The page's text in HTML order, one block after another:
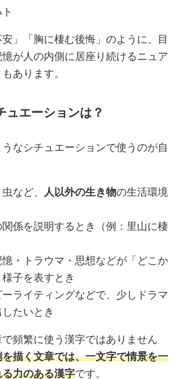
」「胸に棲む後悔」のように、目
が人の内側に居座り続けるニュア
あります。
ュエーションは？
うなシチュエーションで使うのが自
など、 人以外の生き物の生活環境
係を説明するとき（例：里山に棲
・トラウマ・思想などが「どこか
子を表すとき
ライティングなどで、少しドラマ
たいとき
頻繁に使う漢字ではありません
描く文章では、一文字で情景を一
力のある漢字です。